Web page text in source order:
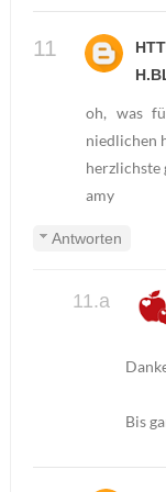
oh, was
niedlichen
herzlichste
amy
Antworten
Bis